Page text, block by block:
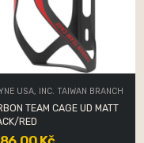
USA, INC. TAIWAN BRANCH
TEAM CAGE UD MATT
RED